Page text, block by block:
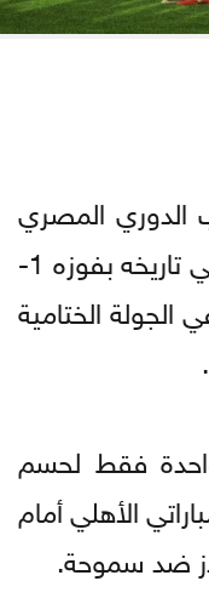
الدوري المصري
الممتاز لكرة القدم للمرة 15 في تاريخه بفوزه 1-
الجولة الختامية
فقط لحسم
الأهلي أمام
ضد سموحة.